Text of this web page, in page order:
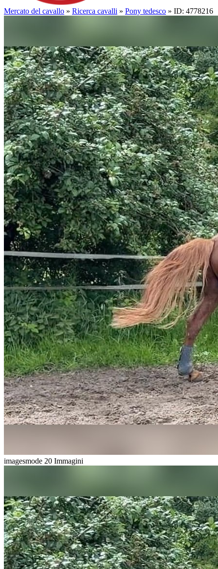
Mercato del cavallo » Ricerca cavalli » Pony tedesco » ID: 4778216
imagesmode 20 Immagini